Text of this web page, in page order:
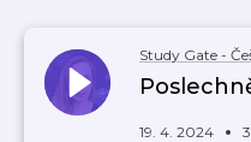
Study Gate -
19. 4. 2024